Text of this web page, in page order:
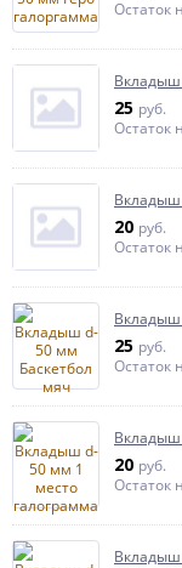
Остаток
Вкладыш
25 руб.
Остаток
Вкладыш
20 руб.
Остаток
Вкладыш
25 руб.
Остаток
Вкладыш
20 руб.
Остаток
Вкладыш